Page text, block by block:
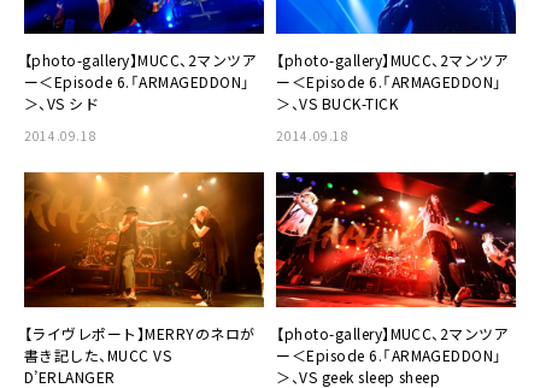
【photo-gallery】MUCC、2マンツア
ー＜Episode 6.「ARMAGEDDON」
＞、VS シド
2014.09.18
【photo-gallery】MUCC、2マンツア
ー＜Episode 6.「ARMAGEDDON」
＞、VS BUCK-TICK
2014.09.18
【ライヴレポート】MERRYのネロが
書き記した、MUCC VS
D’ERLANGER
【photo-gallery】MUCC、2マンツア
ー＜Episode 6.「ARMAGEDDON」
＞、VS geek sleep sheep